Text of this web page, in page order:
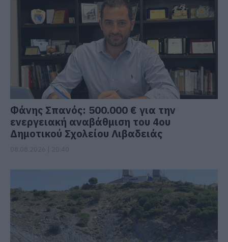
Φάνης Σπανός: 500.000 € για την
ενεργειακή αναβάθμιση του 4ου
Δημοτικού Σχολείου Λιβαδειάς